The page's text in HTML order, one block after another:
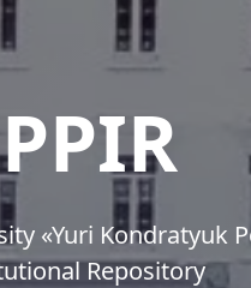
«Yuri Kondratyuk
Repository